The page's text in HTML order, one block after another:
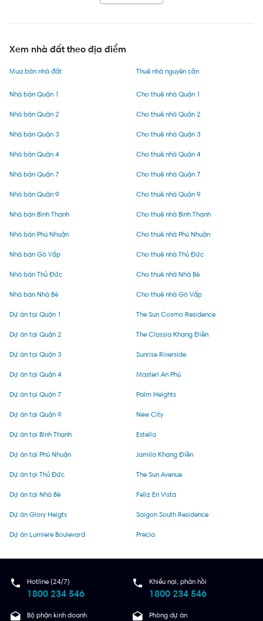
Xem nhà đất theo địa điểm
Mua bán nhà đất
Nhà bán Quận 1
Nhà bán Quận 2
Nhà bán Quận 3
Nhà bán Quận 4
Nhà bán Quận 7
Nhà bán Quận 9
Nhà bán Bình Thạnh
Nhà bán Phú Nhuận
Nhà bán Gò Vấp
Nhà bán Thủ Đức
Nhà bán Nhà Bè
Thuê nhà nguyên căn
Cho thuê nhà Quận 1
Cho thuê nhà Quận 2
Cho thuê nhà Quận 3
Cho thuê nhà Quận 4
Cho thuê nhà Quận 7
Cho thuê nhà Quận 9
Cho thuê nhà Bình Thạnh
Cho thuê nhà Phú Nhuận
Cho thuê nhà Thủ Đức
Cho thuê nhà Nhà Bè
Cho thuê nhà Gò Vấp
Dự án tại Quận 1
Dự án tại Quận 2
Dự án tại Quận 3
Dự án tại Quận 4
Dự án tại Quận 7
Dự án tại Quận 9
Dự án tại Bình Thạnh
Dự án tại Phú Nhuận
Dự án tại Thủ Đức
Dự án tại Nhà Bè
Dự án Glory Heigts
Dự án Lumiere Boulevard
The Sun Cosmo Residence
The Classia Khang Điền
Sunrise Riverside
Masteri An Phú
Palm Heights
New City
Estella
Jamila Khang Điền
The Sun Avenue
Feliz En Vista
Saigon South Residence
Precia
Hotline (24/7)
1800 234 546
Khiếu nại, phản hồi
1800 234 546
Bộ phận kinh doanh Phòng dự án